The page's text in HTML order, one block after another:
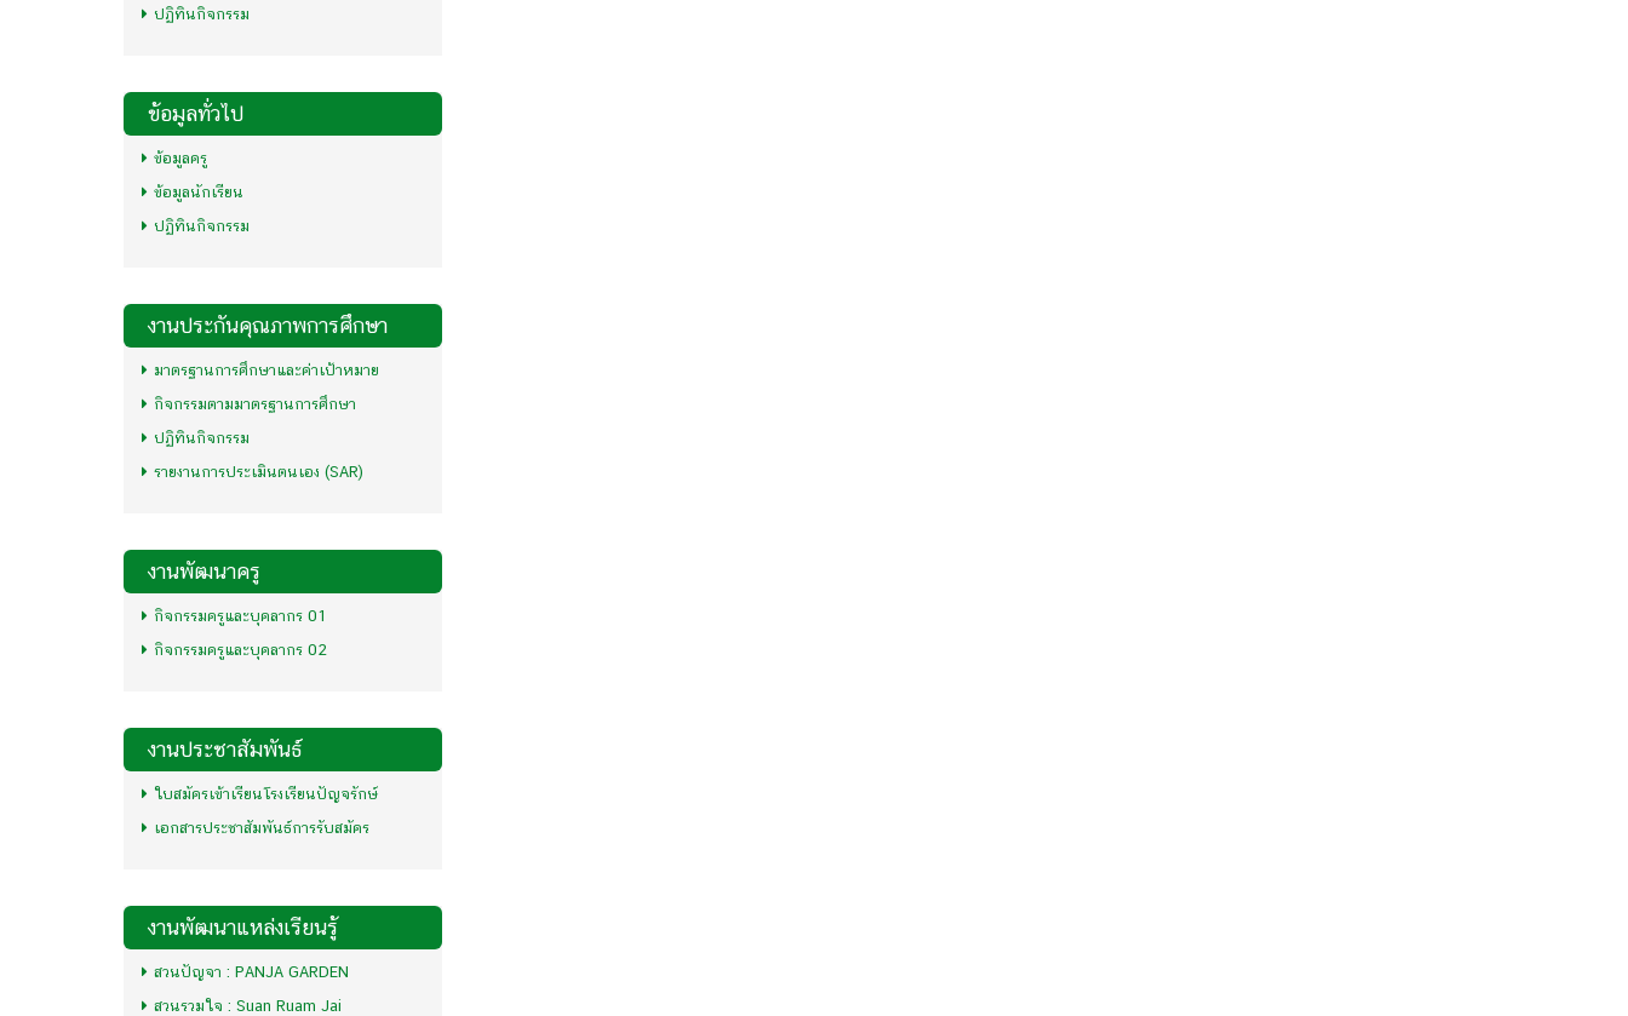
ปฏิทินกิจกรรม
ข้อมูลทั่วไป
ข้อมูลครู
ข้อมูลนักเรียน
ปฏิทินกิจกรรม
งานประกันคุณภาพการศึกษา
มาตรฐานการศึกษาและค่าเป้าหมาย
กิจกรรมตามมาตรฐานการศึกษา
ปฏิทินกิจกรรม
รายงานการประเมินตนเอง (SAR)
งานพัฒนาครู
กิจกรรมครูและบุคลากร 01
กิจกรรมครูและบุคลากร 02
งานประชาสัมพันธ์
ใบสมัครเข้าเรียนโรงเรียนปัญจรักษ์
เอกสารประชาสัมพันธ์การรับสมัคร
งานพัฒนาแหล่งเรียนรู้
สวนปัญจา : PANJA GARDEN
สวนรวมใจ : Suan Ruam Jai